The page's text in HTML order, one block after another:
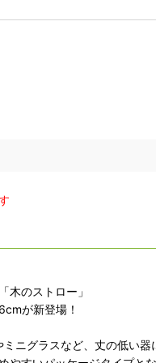
木のストロー」
が新登場！
ニグラスなど、丈の低い器